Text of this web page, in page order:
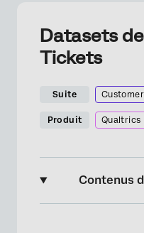
Datasets
Tickets
Suite
Produit Qualtrics
Contenus